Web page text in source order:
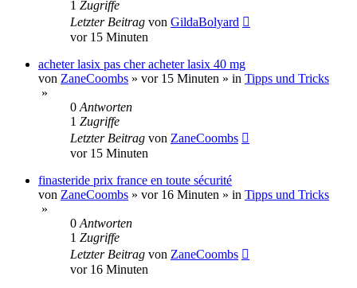
1 Zugriffe
Letzter Beitrag von GildaBolyard
vor 15 Minuten
acheter lasix pas cher acheter lasix 40 mg
von ZaneCoombs » vor 15 Minuten » in Tipps und Tricks
»
0 Antworten
1 Zugriffe
Letzter Beitrag von ZaneCoombs
vor 15 Minuten
finasteride prix france en toute sécurité
von ZaneCoombs » vor 16 Minuten » in Tipps und Tricks
»
0 Antworten
1 Zugriffe
Letzter Beitrag von ZaneCoombs
vor 16 Minuten